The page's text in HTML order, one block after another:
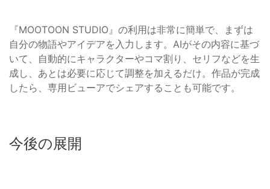
『MOOTOON STUDIO』の利用は非常に簡単で、まずは
自分の物語やアイデアを入力します。AIがその内容に基づ
いて、自動的にキャラクターやコマ割り、セリフなどを生
成し、あとは必要に応じて調整を加えるだけ。作品が完成
したら、専用ビューアでシェアすることも可能です。
今後の展開